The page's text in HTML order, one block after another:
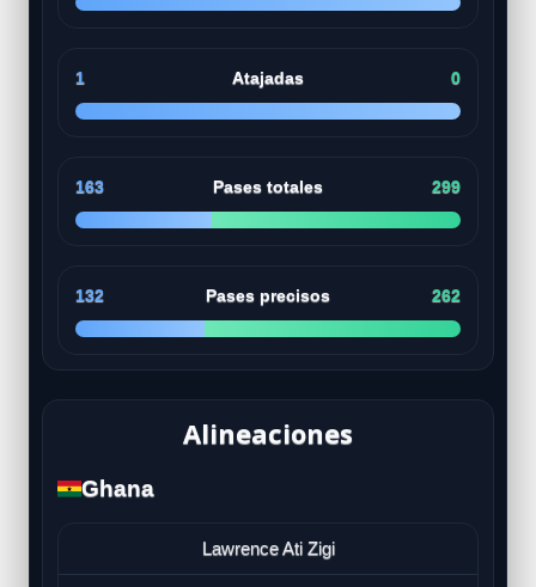
1 Atajadas 0
163 Pases totales 299
132 Pases precisos 262
Alineaciones
Ghana
Lawrence Ati Zigi